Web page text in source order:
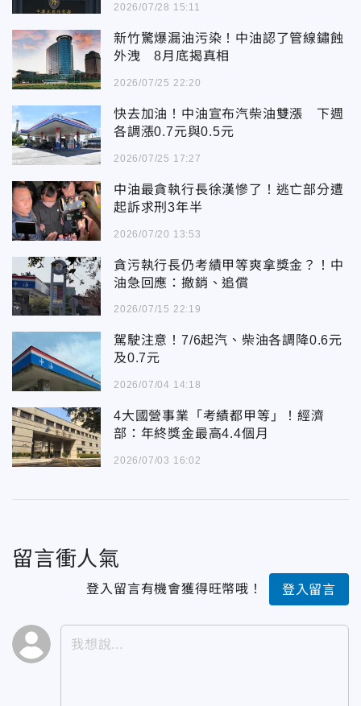
2026/07/28 15:11
新竹驚爆漏油污染！中油認了管線鏽蝕
外洩 8月底揭真相
2026/07/25 22:20
快去加油！中油宣布汽柴油雙漲 下週
各調漲0.7元與0.5元
2026/07/25 17:27
中油最貪執行長徐漢慘了！逃亡部分遭
起訴求刑3年半
2026/07/20 13:53
貪污執行長仍考績甲等爽拿獎金？！中
油急回應：撤銷、追償
2026/07/15 22:19
駕駛注意！7/6起汽、柴油各調降0.6元
及0.7元
2026/07/04 14:18
4大國營事業「考績都甲等」！經濟
部：年終獎金最高4.4個月
2026/07/03 16:02
留言衝人氣
登入留言有機會獲得旺幣哦！ 登入留言